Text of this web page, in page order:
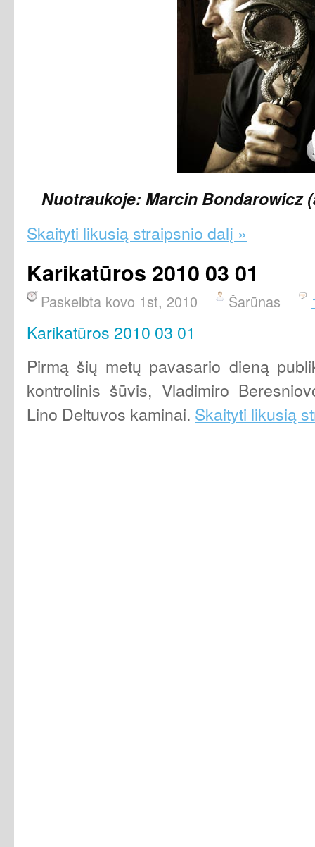
Nuotraukoje: Marcin Bondarowicz (
Skaityti likusią straipsnio dalį »
Karikatūros 2010 03 01
Paskelbta kovo 1st, 2010 Šarūnas
Karikatūros 2010 03 01
Pirmą šių metų pavasario dieną
kontrolinis šūvis, Vladimiro
Lino Deltuvos kaminai. Skaityti likusią